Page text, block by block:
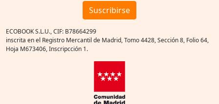
Suscribirse
ECOBOOK S.L.U., CIF: B78664299
inscrita en el Registro Mercantil de Madrid, Tomo 4428, Sección 8, Folio 64,
Hoja M673406, Inscripcción 1.